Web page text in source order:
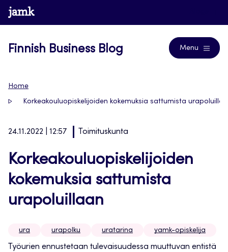
Skip
to
www.jamk.fi
Finnish Business Blog Menu
Home
Korkeakouluopiskelijoiden kokemuksia sattumista
24.11.2022 | 12:57 Toimituskunta
Korkeakouluopiskelijoiden
kokemuksia sattumista
urapoluillaan
ura urapolku uratarina yamk-opiskelija
Työurien ennustetaan tulevaisuudessa muuttuvan entistä